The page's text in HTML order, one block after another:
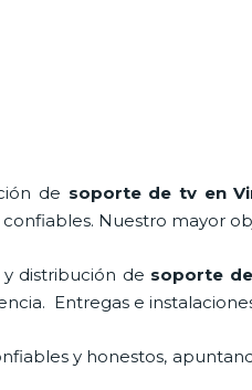
de soporte de tv en
Nuestro mayor
distribución de soporte
Entregas e
y honestos,